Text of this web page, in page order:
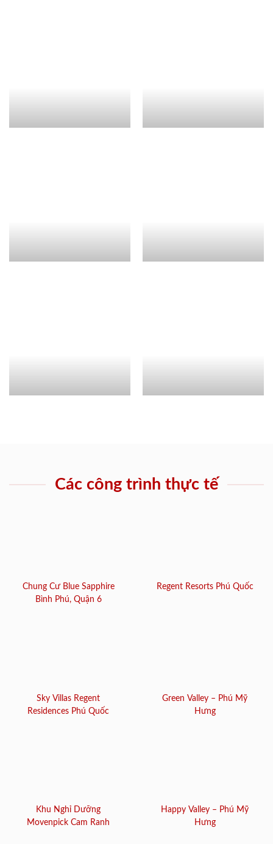
Các công trình thực tế
Chung Cư Blue Sapphire
Bình Phú, Quận 6
Regent Resorts Phú Quốc
Sky Villas Regent
Residences Phú Quốc
Green Valley – Phú Mỹ
Hưng
Khu Nghỉ Dưỡng
Movenpick Cam Ranh
Happy Valley – Phú Mỹ
Hưng